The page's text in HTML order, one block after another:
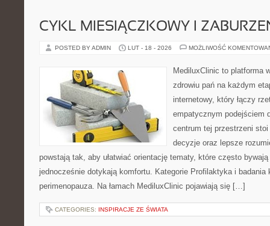
CYKL MIESIĄCZKOWY I
POSTED BY ADMIN LUT - 18 - 2026 MOŻLIWOŚĆ
MediluxClinic to platforma
zdrowiu pań na każdym
internetowy, który łączy
empatycznym podejściem
centrum tej przestrzeni
decyzje oraz lepsze
powstają tak, aby ułatwiać orientację tematy, które często
jednocześnie dotykają komfortu. Kategorie Profilaktyka i badania
perimenopauza. Na łamach MediluxClinic pojawiają się […]
CATEGORIES: INSPIRACJE ZE ŚWIATA